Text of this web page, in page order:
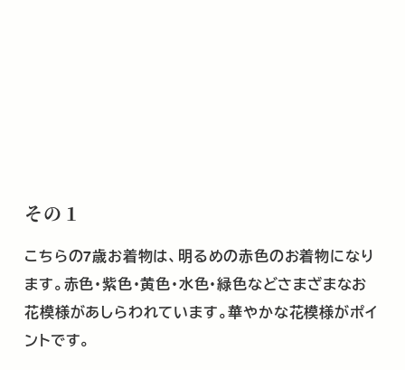
その１
こちらの7歳お着物は、明るめの赤色のお着物になり
ます。赤色・紫色・黄色・水色・緑色などさまざまなお
花模様があしらわれています。華やかな花模様がポイ
ントです。